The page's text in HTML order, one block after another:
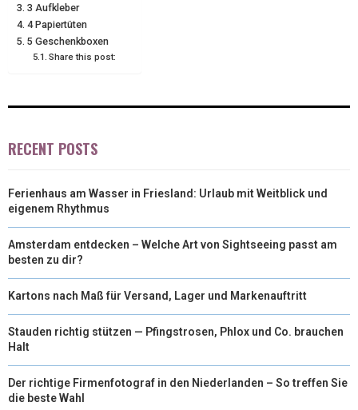
T
E
3 Aufkleber
4 Papiertüten
5 Geschenkboxen
Share this post:
RECENT POSTS
Ferienhaus am Wasser in Friesland: Urlaub mit Weitblick und
eigenem Rhythmus
Amsterdam entdecken – Welche Art von Sightseeing passt am
besten zu dir?
Kartons nach Maß für Versand, Lager und Markenauftritt
Stauden richtig stützen — Pfingstrosen, Phlox und Co. brauchen
Halt
Der richtige Firmenfotograf in den Niederlanden – So treffen Sie
die beste Wahl